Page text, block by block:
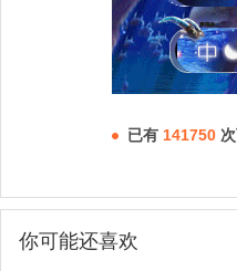
已有 141750
你可能还喜欢